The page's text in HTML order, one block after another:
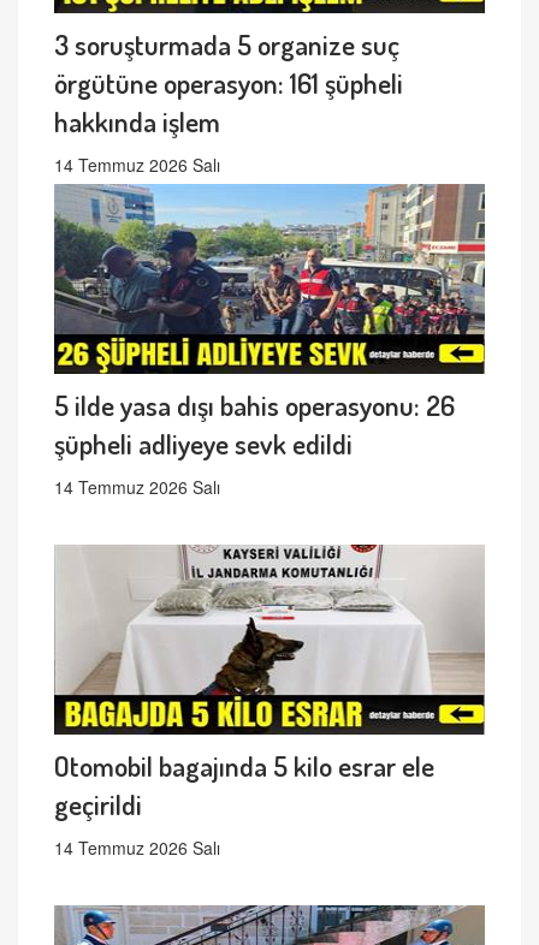
3 soruşturmada 5 organize suç
örgütüne operasyon: 161 şüpheli
hakkında işlem
14 Temmuz 2026 Salı
5 ilde yasa dışı bahis operasyonu: 26
şüpheli adliyeye sevk edildi
14 Temmuz 2026 Salı
Otomobil bagajında 5 kilo esrar ele
geçirildi
14 Temmuz 2026 Salı